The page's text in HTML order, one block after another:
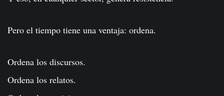
Pero el tiempo tiene una ventaja: ordena.
Ordena los discursos.
Ordena los relatos.